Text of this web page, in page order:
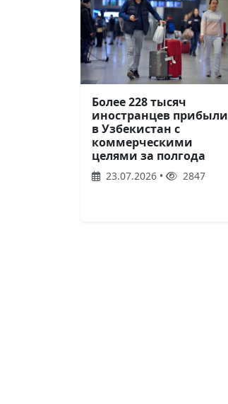
Более 228 тысяч
иностранцев прибыли
в Узбекистан с
коммерческими
целями за полгода
23.07.2026 • 2847